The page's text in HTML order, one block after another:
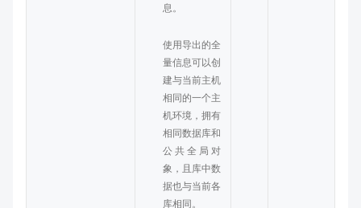
息。
使用导出的全
量信息可以创
建与当前主机
相同的一个主
机环境，拥有
相同数据库和
公共全局对
象，且库中数
据也与当前各
库相同。